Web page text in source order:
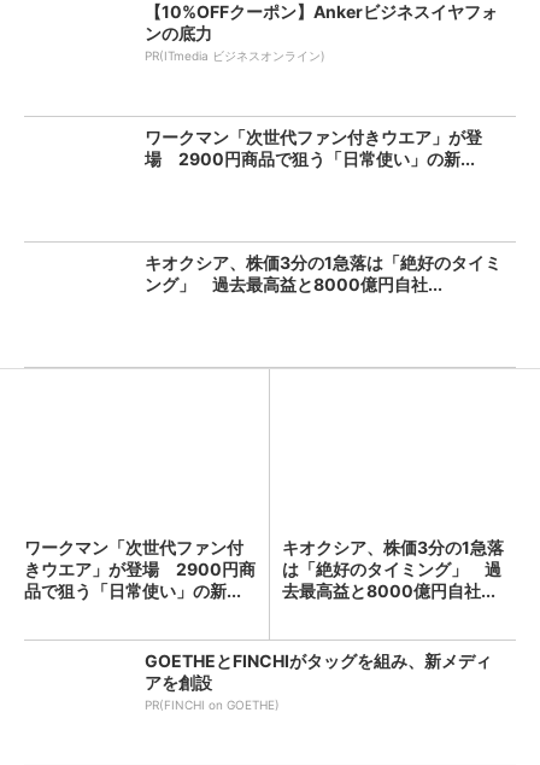
【10%OFFクーポン】Ankerビジネスイヤフォ
ンの底力
PR(ITmedia ビジネスオンライン)
ワークマン「次世代ファン付きウエア」が登
場 2900円商品で狙う「日常使い」の新...
キオクシア、株価3分の1急落は「絶好のタイミ
ング」 過去最高益と8000億円自社...
ワークマン「次世代ファン付
きウエア」が登場 2900円商
品で狙う「日常使い」の新...
キオクシア、株価3分の1急落
は「絶好のタイミング」 過
去最高益と8000億円自社...
GOETHEとFINCHIがタッグを組み、新メディ
アを創設
PR(FINCHI on GOETHE)